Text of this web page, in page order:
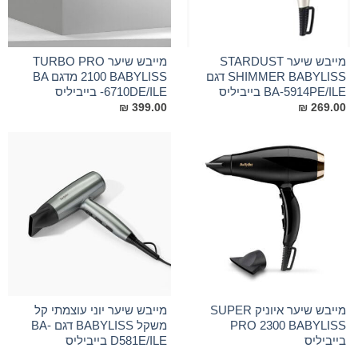
מייבש שיער STARDUST
SHIMMER BABYLISS דגם
BA-5914PE/ILE‏ בייביליס
₪ 269.00
מייבש שיער TURBO PRO
2100 BABYLISS מדגם BA
-6710DE/ILE בייביליס
₪ 399.00
מייבש שיער איוניק SUPER
PRO 2300 BABYLISS
בייביליס
מייבש שיער יוני עוצמתי קל
משקל BABYLISS דגם BA-
D581E/ILE בייביליס